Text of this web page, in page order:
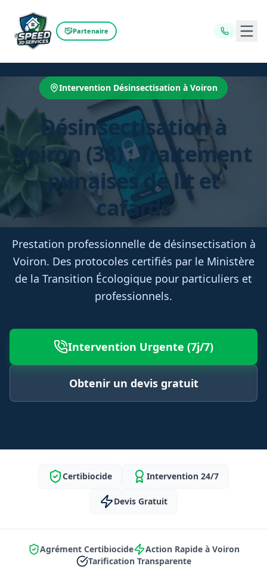
Partenaire
Intervention Désinsectisation à Voiron
Désinsectisation à
Voiron (38) : Traitement
punaises de lit et
cafards
Prestation professionnelle de désinsectisation à
Voiron. Des protocoles certifiés par le Ministère
de la Transition Écologique pour particuliers et
professionnels.
Intervention Urgente (7j/7)
Obtenir un devis gratuit
Certibiocide Intervention 24/7
Devis Gratuit
Agrément Certibiocide
Action Rapide à Voiron
Tarification Transparente